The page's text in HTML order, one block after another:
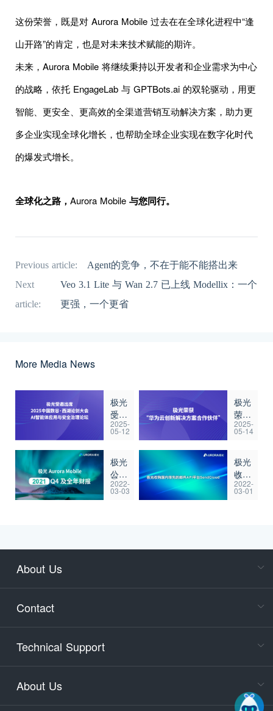
这份荣誉，既是对 Aurora Mobile 过去在在全球化进程中“逢
山开路”的肯定，也是对未来技术赋能的期许。
未来，Aurora Mobile 将继续秉持以开发者和企业需求为中心
的战略，依托 EngageLab 与 GPTBots.ai 的双轮驱动，用更
智能、更安全、更高效的全渠道营销互动解决方案，助力更
多企业实现全球化增长，也帮助全球企业实现在数字化时代
的爆发式增长。
全球化之路， Aurora Mobile 与您同行。
Previous article:
Agent的竞争，不在于能不能搭出来
Next
article:
Veo 3.1 Lite 与 Wan 2.7 已上线 Modellix：一个
更强，一个更省
More Media News
极光
受邀
出席
2025
数谷
·西
湖论
能体
2025-
05-12
极光
荣
获“华
为云
解决
方案
合作
2025-
05-14
极光
公布
2021
年第
财报
2022-
03-03
极光
收购
国内
领先
平台
2022-
03-01
About Us
Contact
Technical Support
About Us
days)
9:30-